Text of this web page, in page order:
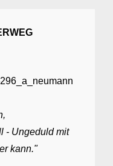
- Ungeduld mit
kann."